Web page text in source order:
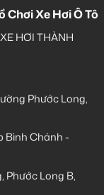
Chơi Xe Hơi Ô Tô
HƠI THÀNH
Phước Long,
Bình Chánh -
Phước Long B,